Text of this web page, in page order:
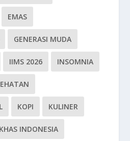
EMAS
GENERASI MUDA
IIMS 2026 INSOMNIA
KOPI KULINER
INDONESIA